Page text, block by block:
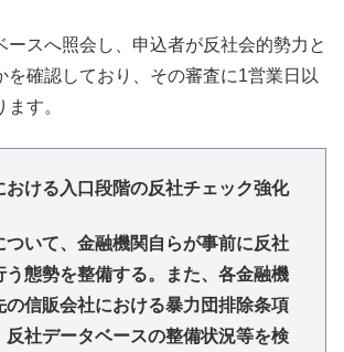
ースへ照会し、申込者が反社会的勢力と
を確認しており、その審査に1営業日以
ます。
おける入口段階の反社チェック強化
ついて、金融機関自らが事前に反社
う態勢を整備する。また、各金融機
の信販会社における暴力団排除条項
反社データベースの整備状況等を検